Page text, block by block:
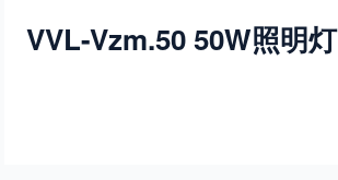
VVL-Vzm.50 50W照明灯